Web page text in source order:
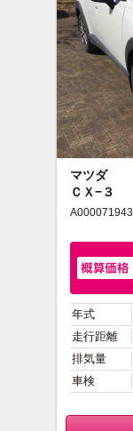
マツダ
ＣＸ−３
A000071943
年式
走行距離
排気量
車検